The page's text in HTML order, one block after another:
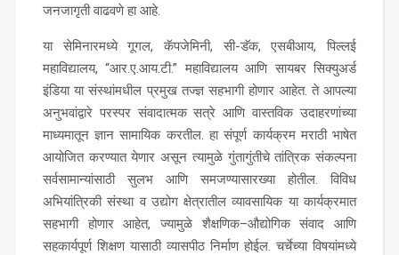
जनजागृती वाढवणे हा आहे.
या सेमिनारमध्ये गूगल, कॅपजेमिनी, सी-डॅक, एसबीआय, पिल्लई
महाविद्यालय, “आर.ए.आय.टी.” महाविद्यालय आणि सायबर सिक्युअर्ड
इंडिया या संस्थांमधील प्रमुख तज्ज्ञ सहभागी होणार आहेत. ते आपल्या
अनुभवांद्वारे परस्पर संवादात्मक सत्रे आणि वास्तविक उदाहरणांच्या
माध्यमातून ज्ञान सामायिक करतील. हा संपूर्ण कार्यक्रम मराठी भाषेत
आयोजित करण्यात येणार असून त्यामुळे गुंतागुंतीचे तांत्रिक संकल्पना
सर्वसामान्यांसाठी सुलभ आणि समजण्यासारख्या होतील. विविध
अभियांत्रिकी संस्था व उद्योग क्षेत्रातील व्यावसायिक या कार्यक्रमात
सहभागी होणार आहेत, ज्यामुळे शैक्षणिक–औद्योगिक संवाद आणि
सहकार्यपूर्ण शिक्षण यासाठी व्यासपीठ निर्माण होईल. चर्चेच्या विषयांमध्ये